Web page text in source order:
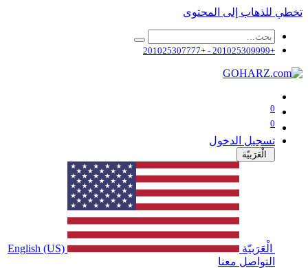
تخطي للذهاب إلى المحتوى
+201025309999 - +201025307777
0
0
تسجيل الدخول
الْعَرَبيّة
الْعَرَبيّة
English (US)
التواصل معنا